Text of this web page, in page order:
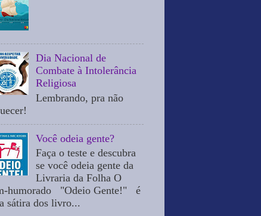
Dia Nacional de
Combate à Intolerância
Religiosa
Lembrando, pra não
Você odeia gente?
Faça o teste e descubra
se você odeia gente da
Livraria da Folha O
humorado "Odeio Gente!" é
sátira dos livro...